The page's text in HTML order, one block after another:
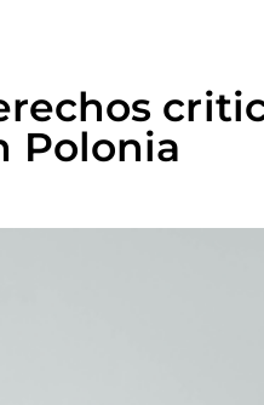
Polonia